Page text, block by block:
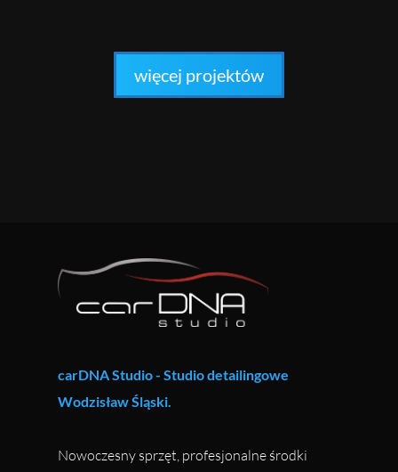
więcej projektów
carDNA Studio - Studio detailingowe
Wodzisław Śląski.
Nowoczesny sprzęt, profesjonalne środki